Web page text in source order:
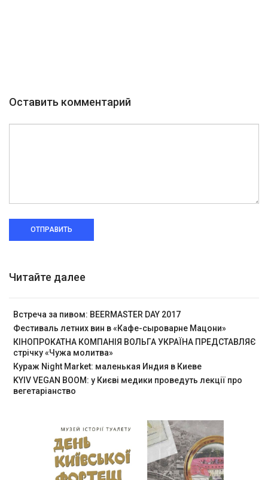
Оставить комментарий
ОТПРАВИТЬ
Читайте далее
Встреча за пивом: BEERMASTER DAY 2017
Фестиваль летних вин в «Кафе-сыроварне Мацони»
КІНОПРОКАТНА КОМПАНІЯ ВОЛЬГА УКРАЇНА ПРЕДСТАВЛЯЄ
стрічку «Чужа молитва»
Кураж Night Market: маленькая Индия в Киеве
KYIV VEGAN BOOM: у Києві медики проведуть лекції про
вегетаріанство